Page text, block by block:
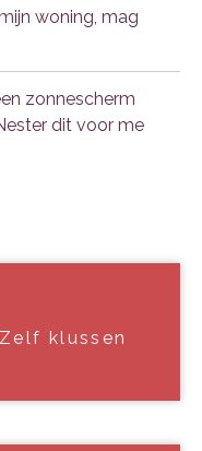
dit voor me
klussen